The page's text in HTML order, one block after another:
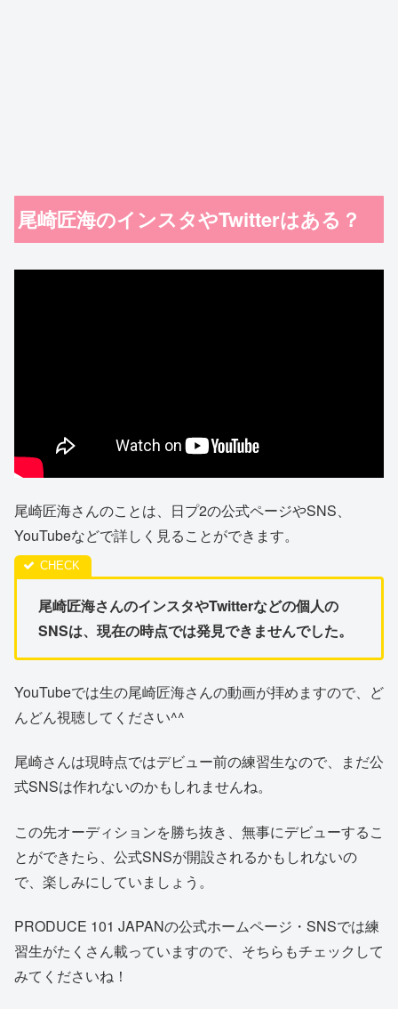
尾崎匠海のインスタやTwitterはある？
尾崎匠海さんのことは、日プ2の公式ページやSNS、
YouTubeなどで詳しく見ることができます。
尾崎匠海さんのインスタやTwitterなどの個人の
SNSは、現在の時点では発見できませんでした。
YouTubeでは生の尾崎匠海さんの動画が拝めますので、ど
んどん視聴してください^^
尾崎さんは現時点ではデビュー前の練習生なので、まだ公
式SNSは作れないのかもしれませんね。
この先オーディションを勝ち抜き、無事にデビューするこ
とができたら、公式SNSが開設されるかもしれないの
で、楽しみにしていましょう。
PRODUCE 101 JAPANの公式ホームページ・SNSでは練
習生がたくさん載っていますので、そちらもチェックして
みてくださいね！